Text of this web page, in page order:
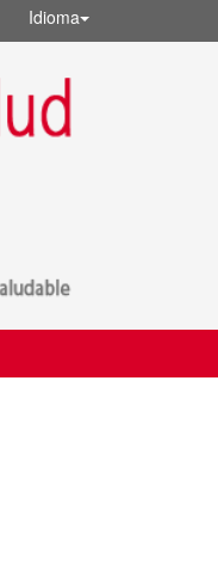
Idioma